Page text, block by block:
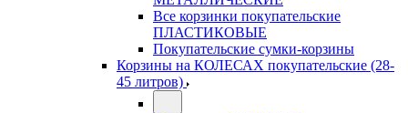
Все корзинки покупательские
ПЛАСТИКОВЫЕ
Покупательские сумки-корзины
Корзины на КОЛЕСАХ покупательские (28-
45 литров)